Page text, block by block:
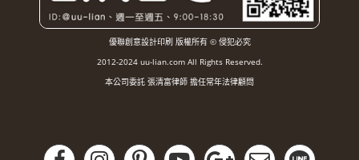
優聯創意設計印刷 版權所有 © 侵犯必究
2012-2024 uu-lian.com All Rights Reserved.
本公司委託 張清富律師 擔任常年法律顧問